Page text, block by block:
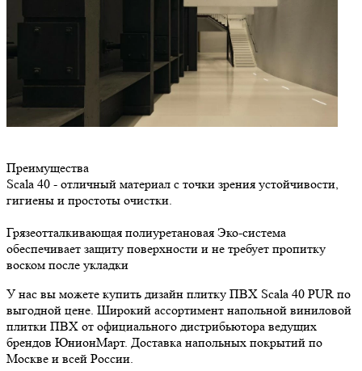
Преимущества
Scala 40 - отличный материал с точки зрения устойчивости,
гигиены и простоты очистки.
Грязеотталкивающая полиуретановая Эко-система
обеспечивает защиту поверхности и не требует пропитку
воском после укладки
У нас вы можете купить дизайн плитку ПВХ Scala 40 PUR по
выгодной цене. Широкий ассортимент напольной виниловой
плитки ПВХ от официального дистрибьютора ведущих
брендов ЮнионМарт. Доставка напольных покрытий по
Москве и всей России.